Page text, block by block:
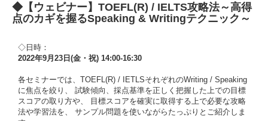
◆【ウェビナー】TOEFL(R) / IELTS攻略法～高得
点のカギを握るSpeaking & Writingテクニック～
◇日時：
2022年9月23日(金・祝) 14:00-16:30
各セミナーでは、TOEFL(R) / IETLSそれぞれのWriting / Speaking
に焦点を絞り、 試験傾向、採点基準を正しく把握した上での目標
スコアの取り方や、 目標スコアを確実に取得する上で必要な攻略
法や学習法を、 サンプル問題を使いながらたっぷりとご紹介しま